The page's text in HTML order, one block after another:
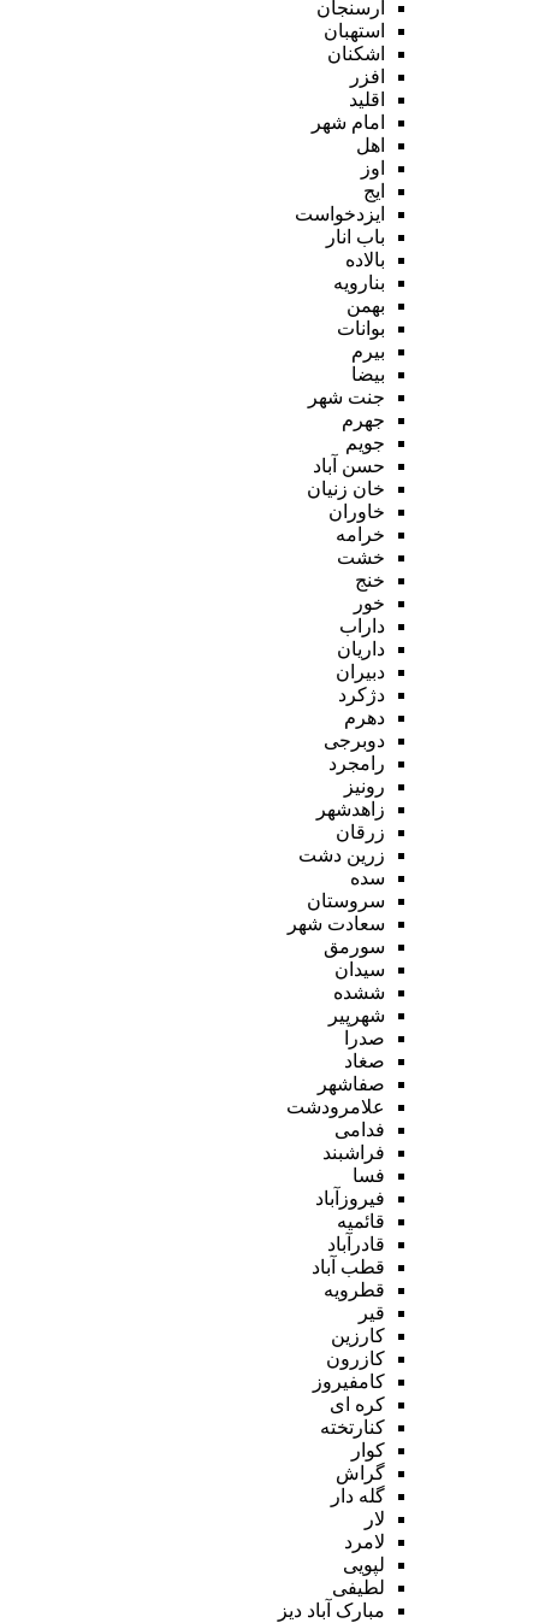
ارسنجان
استهبان
اشکنان
افزر
اقلید
امام شهر
اهل
اوز
ایج
ایزدخواست
باب انار
بالاده
بنارویه
بهمن
بوانات
بیرم
بیضا
جنت شهر
جهرم
جویم
حسن آباد
خان زنیان
خاوران
خرامه
خشت
خنج
خور
داراب
داریان
دبیران
دژکرد
دهرم
دوبرجی
رامجرد
رونیز
زاهدشهر
زرقان
زرین دشت
سده
سروستان
سعادت شهر
سورمق
سیدان
ششده
شهرپیر
صدرا
صغاد
صفاشهر
علامرودشت
فدامی
فراشبند
فسا
فیروزآباد
قائمیه
قادرآباد
قطب آباد
قطرویه
قیر
کارزین
کازرون
کامفیروز
کره ای
کنارتخته
کوار
گراش
گله دار
لار
لامرد
لپویی
لطیفی
مبارک آباد دیز